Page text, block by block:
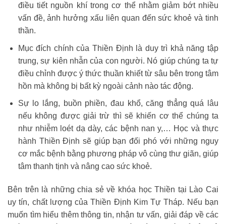
điều tiết nguồn khí trong cơ thể nhằm giảm bớt nhiều
vấn đề, ảnh hưởng xấu liên quan đến sức khoẻ và tinh
thần.
Mục đích chính của Thiền Định là duy trì khả năng tập
trung, sự kiên nhẫn của con người. Nó giúp chúng ta tự
điều chỉnh được ý thức thuần khiết từ sâu bên trong tâm
hồn mà không bị bất kỳ ngoài cảnh nào tác động.
Sự lo lắng, buồn phiền, đau khổ, căng thẳng quá lâu
nếu không được giải trừ thì sẽ khiến cơ thể chúng ta
như nhiễm loét dạ dày, các bệnh nan y,… Học và thực
hành Thiền Định sẽ giúp bạn đối phó với những nguy
cơ mắc bệnh bằng phương pháp vô cùng thư giãn, giúp
tâm thanh tịnh và nâng cao sức khoẻ.
Bên trên là những chia sẻ về khóa học Thiền tại Lào Cai
uy tín, chất lượng của Thiền Định Kim Tự Tháp. Nếu bạn
muốn tìm hiểu thêm thông tin, nhận tư vấn, giải đáp về các